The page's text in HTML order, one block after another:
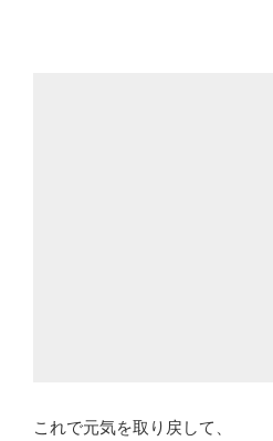
これで元気を取り戻して、